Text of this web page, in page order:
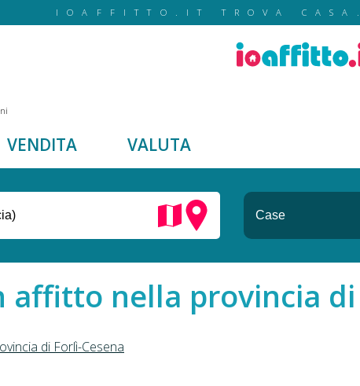
IOAFFITTO.IT TROVA
VENDITA VALUTA
affitto nella provincia
di Forlì-Cesena